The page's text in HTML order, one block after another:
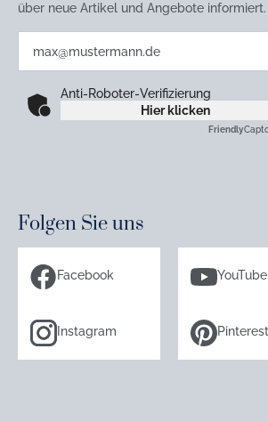
über neue Artikel und Angebote informiert.
Anti-Roboter-Verifizierung
Hier klicken
Friendly
Folgen Sie uns
Facebook YouTube
Instagram Pinterest